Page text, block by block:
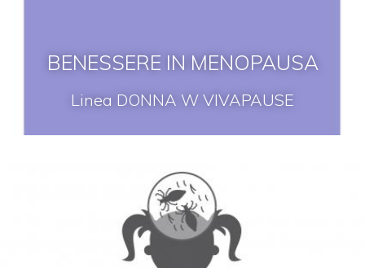
BENESSERE IN MENOPAUSA
Linea DONNA W VIVAPAUSE